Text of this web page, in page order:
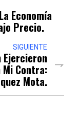
Economía
Precio.
SIGUIENTE
Ejercieron
Mi Contra:
Mota.